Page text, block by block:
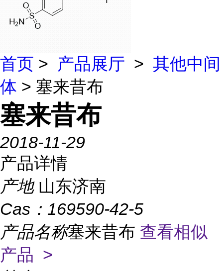
首页 > 产品展厅 > 其他中间
体 > 塞来昔布
塞来昔布
2018-11-29
产品详情
产地 山东济南
Cas： 169590-42-5
产品名称塞来昔布 查看相似
产品 >